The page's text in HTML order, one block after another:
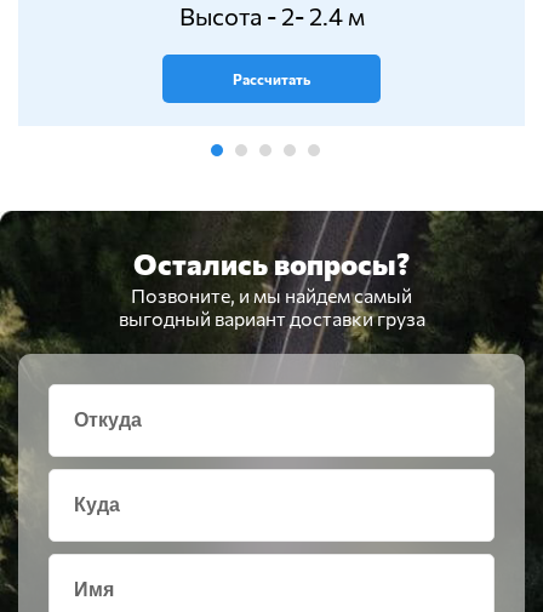
Высота - 2- 2.4 м
Рассчитать
Остались вопросы?
Позвоните, и мы найдем самый
выгодный вариант доставки груза